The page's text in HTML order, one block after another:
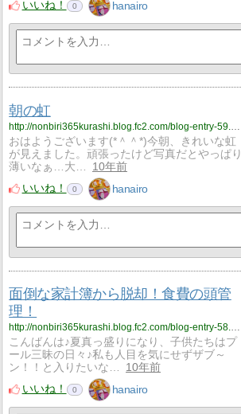
いいね！ 0 hanairo
朝の虹
http://nonbiri365kurashi.blog.fc2.com/blog-entry-59.html
おはようございます(*＾＾*)今朝、きれいな虹
が見えました。頑張ったけど写真だとやっぱり
薄いなぁ…大…
10年前
いいね！
0 hanairo
面倒な家計簿から脱却！食費の頭管
理！
http://nonbiri365kurashi.blog.fc2.com/blog-entry-58.html
こんばんは♪夏真っ盛りになり、子供たちはプ
ール三昧の日々♪私も人目を気にせずザブ～
ン！！と入りたいな…
10年前
いいね！
0 hanairo